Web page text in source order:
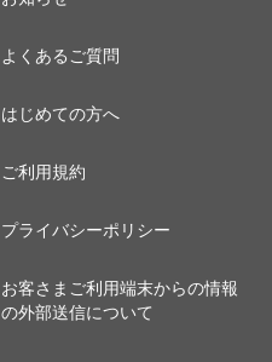
よくあるご質問
はじめての方へ
ご利用規約
プライバシーポリシー
お客さまご利用端末からの情報
の外部送信について